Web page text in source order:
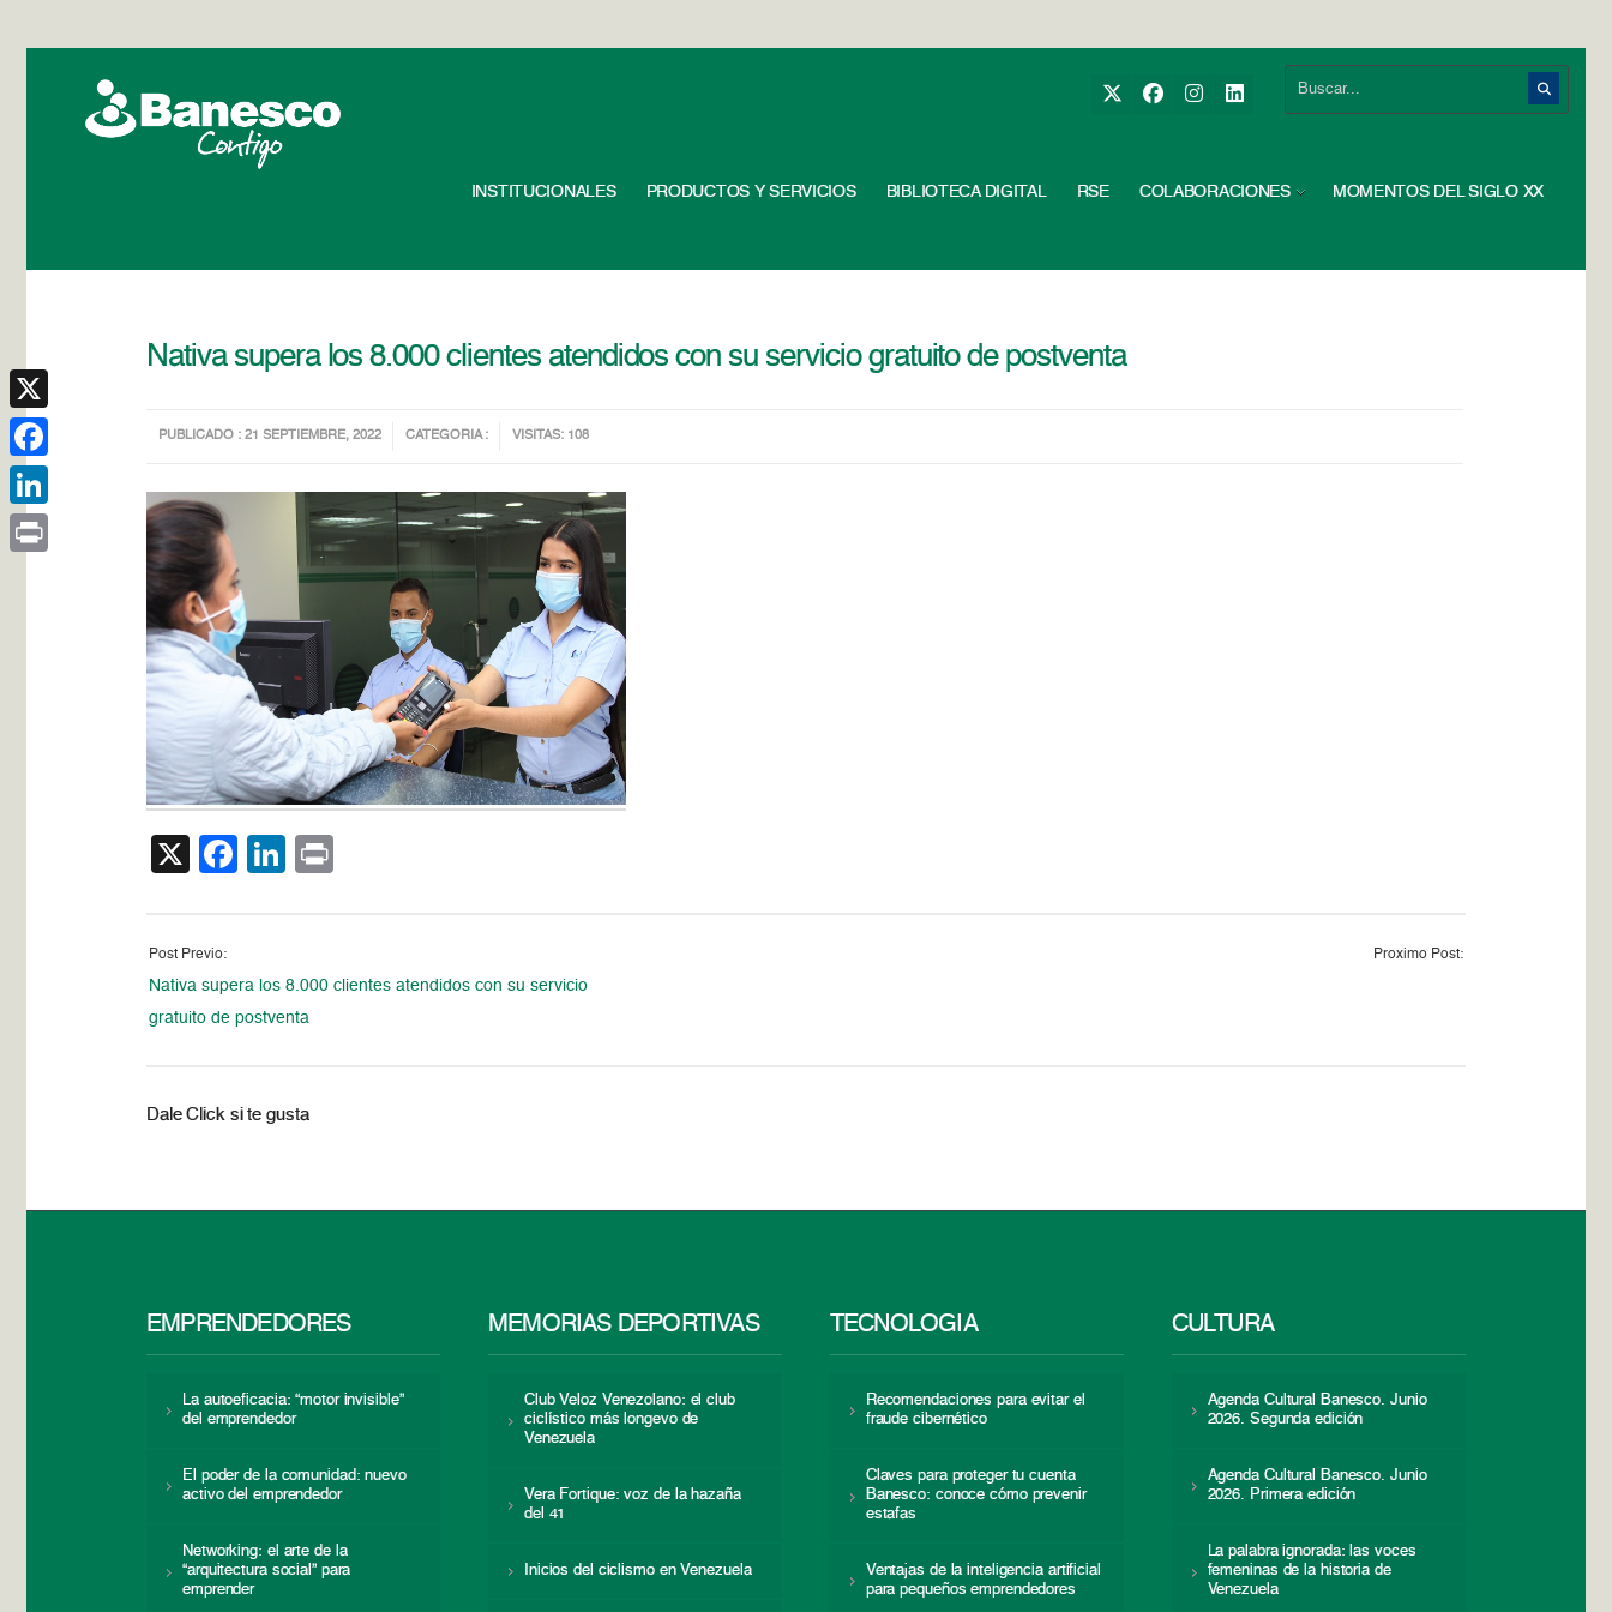
INSTITUCIONALES PRODUCTOS Y SERVICIOS BIBLIOTECA DIGITAL RSE COLABORACIONES MOMENTOS DEL SIGLO XX
Nativa supera los 8.000 clientes atendidos con su servicio gratuito de postventa
PUBLICADO : 21 SEPTIEMBRE, 2022 CATEGORIA : VISITAS: 108
X Facebook
LinkedIn
Post Previo:
Nativa supera los 8.000 clientes atendidos con su servicio
gratuito de postventa
Proximo Post:
Dale Click si te gusta
EMPRENDEDORES
La autoeficacia: “motor invisible”
del emprendedor
El poder de la comunidad: nuevo
activo del emprendedor
Networking: el arte de la
“arquitectura social” para
emprender
MEMORIAS DEPORTIVAS
Club Veloz Venezolano: el club
ciclístico más longevo de
Venezuela
Vera Fortique: voz de la hazaña
del 41
Inicios del ciclismo en Venezuela
TECNOLOGÍA
Recomendaciones para evitar el
fraude cibernético
Claves para proteger tu cuenta
Banesco: conoce cómo prevenir
estafas
Ventajas de la inteligencia artificial
para pequeños emprendedores
CULTURA
Agenda Cultural Banesco. Junio
2026. Segunda edición
Agenda Cultural Banesco. Junio
2026. Primera edición
La palabra ignorada: las voces
femeninas de la historia de
Venezuela
X
Facebook
LinkedIn